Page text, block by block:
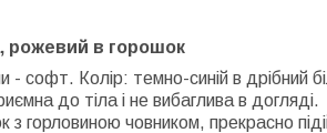
рожевий в горошок
- софт. Колір: темно-синій в дрібний
до тіла і не вибаглива в догляді.
горловиною човником, прекрасно